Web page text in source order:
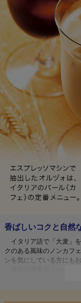
香ばしいコクと自然
イタリア語で「大麦」
クのある風味のノンカフ
ンを気にしている方にも
現地の喫茶店（バール